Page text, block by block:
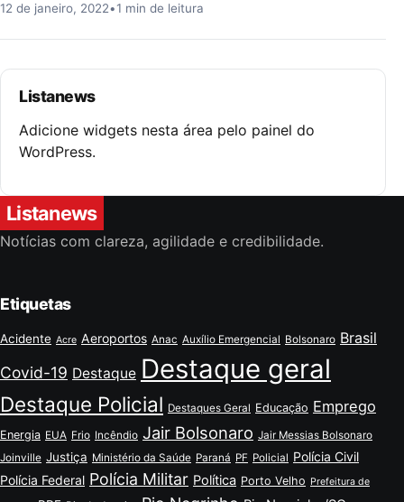
12 de janeiro, 2022•1 min de leitura
Listanews
Adicione widgets nesta área pelo painel do
WordPress.
Listanews
Notícias com clareza, agilidade e credibilidade.
Etiquetas
Acidente Acre Aeroportos Anac Auxílio Emergencial Bolsonaro Brasil
Covid-19 Destaque Destaque geral
Destaque Policial Destaques Geral Educação Emprego
Energia EUA Frio Incêndio Jair Bolsonaro Jair Messias Bolsonaro
Joinville Justiça Ministério da Saúde Paraná PF Policial Polícia Civil
Polícia Federal Polícia Militar Política Porto Velho Prefeitura de